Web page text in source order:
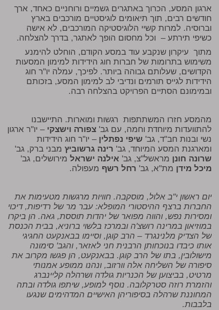
ארגון המסע, הכרוך באתגרים גשמיים ורוחניים כאחד, ארך
חודשים רבים, תוך תיאומים לוגיסטיים מורכבים בארץ
וברוסיה. למרות קשיי הלוגיסטיקה המורכבים, לא אישה
כשיפי תירתע – וכל מחסום הופך לאתגר, בדרך להצלחה.
מתוך עיקרון שנקבע עוד במסע הקודם, הוחלט להימנע
משימוש בתרומות של חברות חוג הידידות למימון המסעות
הקדושים, שעלותם גבוהה ביותר. לפיכך, עמלה יו"ר חוג
הידידות לגייס תורמים ונדיבי לב למימון המסע, בזכותם
ובמימונם הסתיים הפרויקט בהצלחה רבה.
מהמסע חזרו המשתתפות רגשות ומוארות. התיישבנו
להתוועדות מיוחדת וחמה, עם גב' צפורה וישצקי– יו"ר ארגון
נשי ובנות חב"ד, גב' שיפי נפתלין – יו"ר חוג הידידות
ומארגנת המסע המיוחד, גב' רינה גרשוביץ מבני ברק, גב'
שרונה חונן מראשל"צ, גב' אילנה ישראל מירושלים, גב'
מיכל מידן מת"א, גב' רחל רשף מעפולה.
יום ראשון י"ב אלול, מוסקבה. חוויות מרגשות מטעימות את
החברות ברצף ההיסטורי המופלא: עבר מר של רדיפות, דיכוי
ומסירות נפש, והווה מפואר של יהדות תוססת, גאה. הן ביקרו
במוזיאון במרינה רושצ'ה ובמרכז בלשוי ברוניא, בבית הכנסת
של הצדיק מלנינגרד – הרב קוגן, וסיימו בבאנקעט החגיגי
אותו כיבדו בנוכחותן הרבנית חני לאזאר, והגב' סימונה
מישולובין, בתו של הרב קוגן. בבאנקעט, הן פגשו מקרוב את
סיפורה של השליחה אלה וורזוב, ונהנו ממופע אמנותי
מרטיט, בביצוען של הכנריות גולדה ושרהלה קליינברג
והזמרת רוזה סטרקלובה. נוסף למופע, שיתפו גולדה ובתה
המחוננת שרהלה בסיפוריהן האישיים המדהימים שנגעו
בלבבות.